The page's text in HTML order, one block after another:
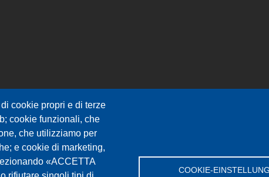
cookie propri e di terze
cookie funzionali, che
che utilizziamo per
e cookie di marketing,
«ACCETTA
COOKIE-